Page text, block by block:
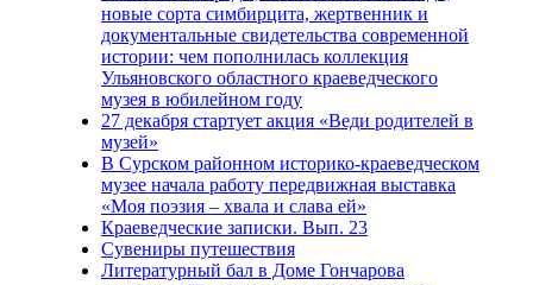
новые сорта симбирцита, жертвенник и
документальные свидетельства современной
истории: чем пополнилась коллекция
Ульяновского областного краеведческого
музея в юбилейном году
27 декабря стартует акция «Веди родителей в
музей»
В Сурском районном историко-краеведческом
музее начала работу передвижная выставка
«Моя поэзия – хвала и слава ей»
Краеведческие записки. Вып. 23
Сувениры путешествия
Литературный бал в Доме Гончарова